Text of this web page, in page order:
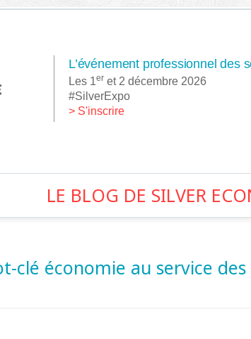
L’événement professionnel des
Les 1er et 2 décembre 2026
#SilverExpo
> S'inscrire
LE BLOG DE SILVER
clé économie au service des